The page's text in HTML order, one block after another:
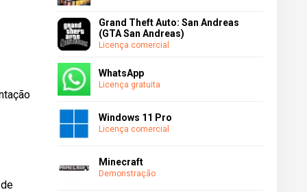
Grand Theft Auto: San Andreas
(GTA San Andreas)
Licença comercial
WhatsApp
Licença gratuita
Windows 11 Pro
Licença comercial
Minecraft
Demonstração